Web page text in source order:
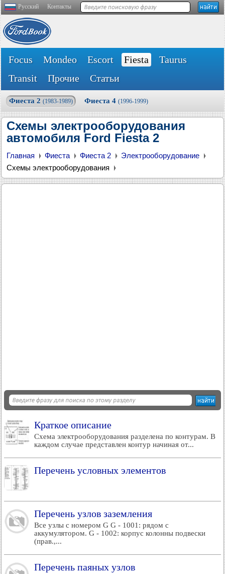
Русский Контакты
Focus Mondeo Escort Fiesta
Taurus
Transit
Прочие Статьи
Фиеста 2 (1983-1989) Фиеста 4 (1996-1999)
Схемы электрооборудования
автомобиля Ford Fiesta 2
Главная Фиеста Фиеста 2
Электрооборудование
Схемы электрооборудования
Краткое описание
Схема электрооборудования разделена по контурам. В
каждом случае представлен контур начиная от...
Перечень условных элементов
Перечень узлов заземления
Все узлы с номером G G - 1001: рядом с
аккумулятором. G - 1002: корпус колонны подвески
(прав.,...
Перечень паяных узлов